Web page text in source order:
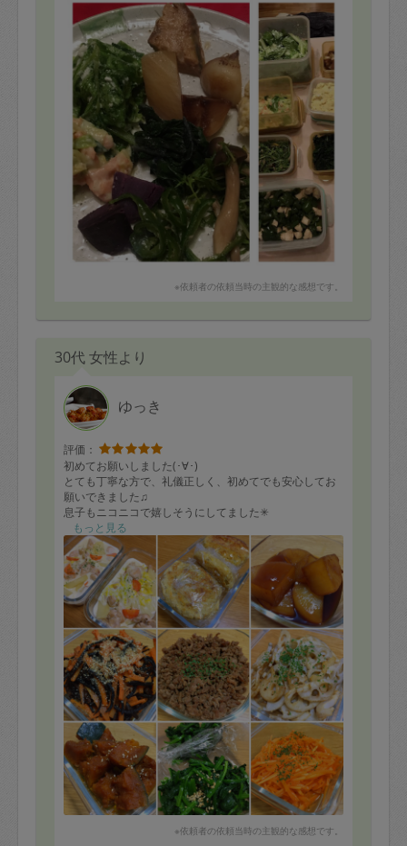
カブの和風グリル
キャベツとスモークサーモンのクリーム煮
たまポテサラダ カレー風味
ぶり大根
大根葉のナムル
しめじと水菜の煮浸し ゆず風味
ピーマンと胸肉のきんぴら
やみつきツナピーマン
どれも美味しいです！
今日は山梨から届いた有機野菜。
あさみさん、ありがとうございます。
※依頼者の依頼当時の主観的な感想です。
30代 女性より
ゆっき
評価：
初めてお願いしました(･∀･)
とても丁寧な方で、礼儀正しく、初めてでも安心してお
願いできました♫
息子もニコニコで嬉しそうにしてました✳︎
味付けもちょうどよく、またぜひお願いしたいと思いま
す(●•ᴗ•●)ﾉ♥
ありがとうございました✳︎
作っていただいたのは
グラタン、豆腐ハンバーグ、大根の煮物、ひじきナム
ル、そぼろ、レンコンきんぴら、かぼちゃの煮物、ほう
れん草のおひたし、キャロットラペ
他にも息子用にサツマイモやほうれん草を茹でたものを
作っていただきました♡
そぼろはいろんな料理に応用できそうです♫
今度はもっと沢山作っていただこうと思います♡
もっと見る
※依頼者の依頼当時の主観的な感想です。